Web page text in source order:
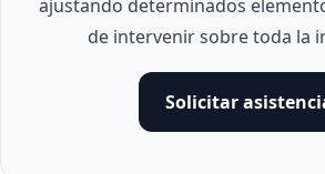
ajustando determinados
de intervenir sobre toda la
Solicitar